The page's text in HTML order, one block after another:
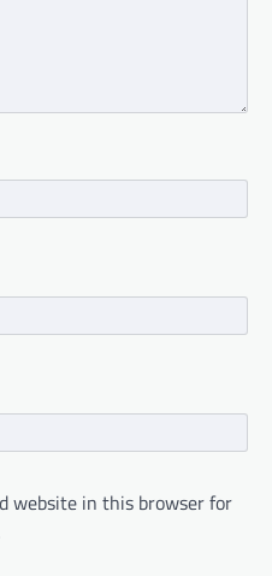
website in this browser for